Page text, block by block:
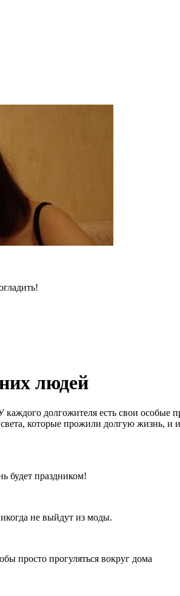
людей
долгожителя есть свои особые
которые прожили долгую жизнь,
будет праздником!
не выйдут из моды.
просто прогуляться вокруг дома